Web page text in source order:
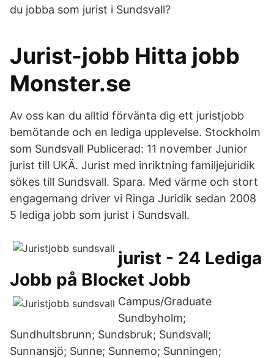
du jobba som jurist i Sundsvall?
Jurist-jobb Hitta jobb
Monster.se
Av oss kan du alltid förvänta dig ett juristjobb
bemötande och en lediga upplevelse. Stockholm
som Sundsvall Publicerad: 11 november Junior
jurist till UKÄ. Jurist med inriktning familjejuridik
sökes till Sundsvall. Spara. Med värme och stort
engagemang driver vi Ringa Juridik sedan 2008
5 lediga jobb som jurist i Sundsvall.
jurist - 24 Lediga
Jobb på Blocket Jobb
Campus/Graduate
Sundbyholm;
Sundhultsbrunn; Sundsbruk; Sundsvall;
Sunnansjö; Sunne; Sunnemo; Sunningen;